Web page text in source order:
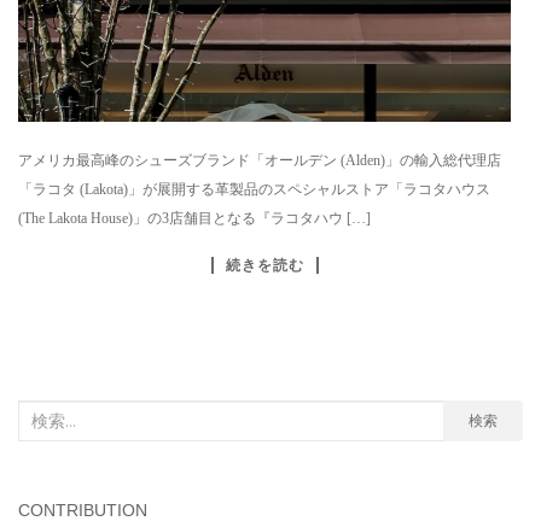
アメリカ最高峰のシューズブランド「オールデン (Alden)」の輸入総代理店
「ラコタ (Lakota)」が展開する革製品のスペシャルストア「ラコタハウス
(The Lakota House)」の3店舗目となる『ラコタハウ […]
続きを読む
検索
CONTRIBUTION